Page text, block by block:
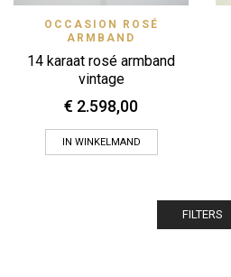
OCCASION ROSÉ
ARMBAND
14 karaat rosé armband
vintage
€ 2.598,00
IN WINKELMAND
FILTERS